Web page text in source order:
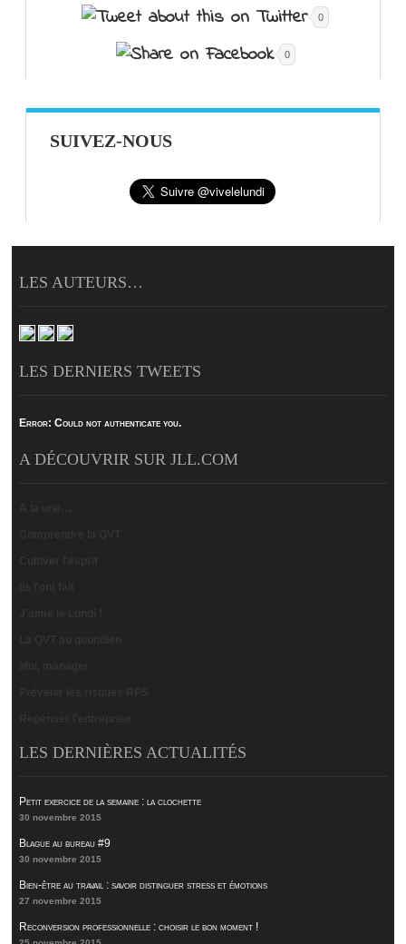
0
0
SUIVEZ-NOUS
LES AUTEURS…
LES DERNIERS TWEETS
Error: Could not authenticate you.
A DÉCOUVRIR SUR JLL.COM
LES DERNIÈRES ACTUALITÉS
Petit exercice de la semaine : la clochette
30 novembre 2015
Blague au bureau #9
30 novembre 2015
Bien-être au travail : savoir distinguer stress et émotions
27 novembre 2015
Reconversion professionnelle : choisir le bon moment !